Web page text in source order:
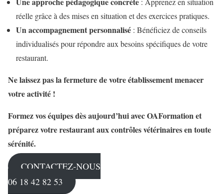
réelle grâce à des mises en situation et des exercices pratiques.
Un accompagnement personnalisé : Bénéficiez de conseils
individualisés pour répondre aux besoins spécifiques de votre
restaurant.
Ne laissez pas la fermeture de votre établissement menacer
votre activité !
Formez vos équipes dès aujourd’hui avec OAFormation et
préparez votre restaurant aux contrôles vétérinaires en toute
sérénité.
CONTACTEZ-NOUS
06 18 42 82 53